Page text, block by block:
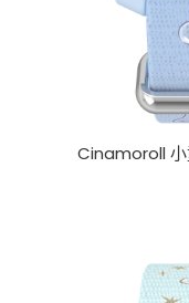
Cinamoroll